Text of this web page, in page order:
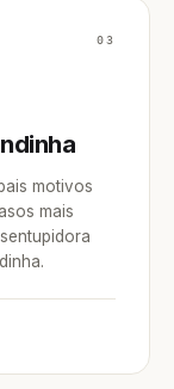
03
motivos
mais